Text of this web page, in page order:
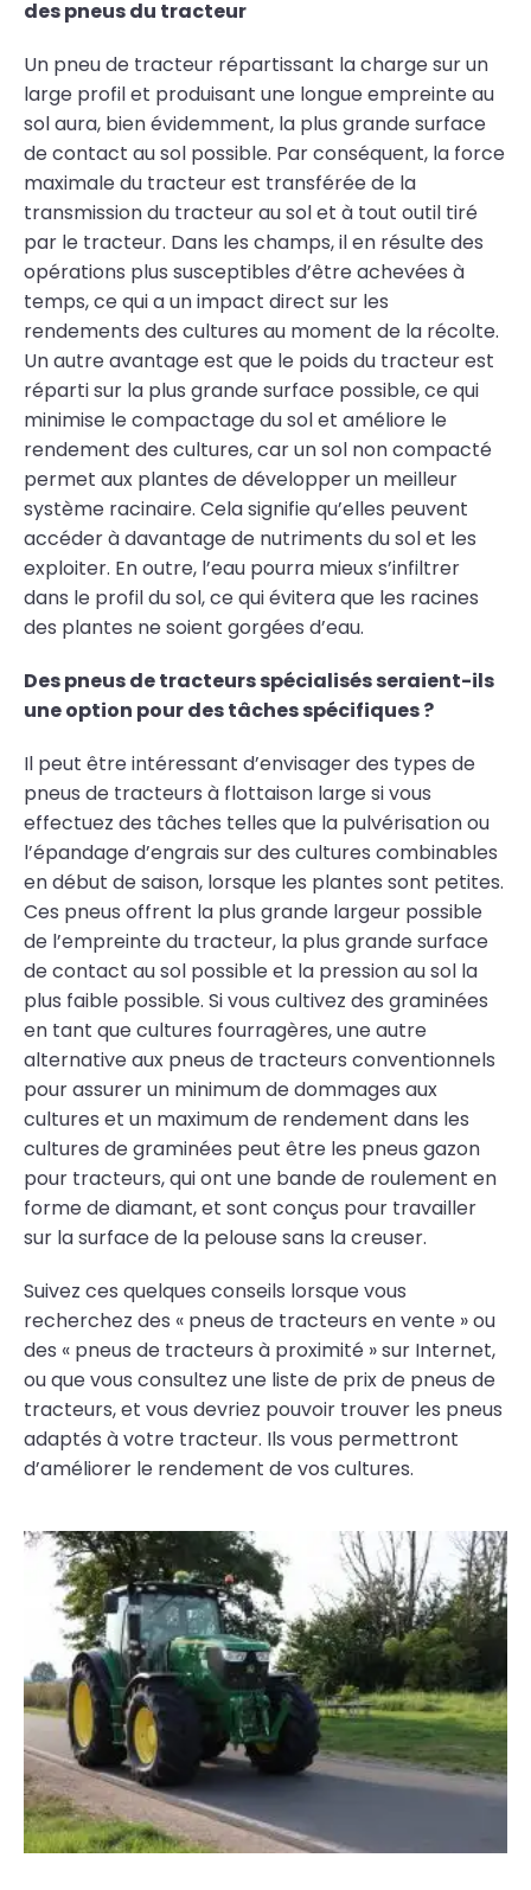
des pneus du tracteur
Un pneu de tracteur répartissant la charge sur un
large profil et produisant une longue empreinte au
sol aura, bien évidemment, la plus grande surface
de contact au sol possible. Par conséquent, la force
maximale du tracteur est transférée de la
transmission du tracteur au sol et à tout outil tiré
par le tracteur. Dans les champs, il en résulte des
opérations plus susceptibles d’être achevées à
temps, ce qui a un impact direct sur les
rendements des cultures au moment de la récolte.
Un autre avantage est que le poids du tracteur est
réparti sur la plus grande surface possible, ce qui
minimise le compactage du sol et améliore le
rendement des cultures, car un sol non compacté
permet aux plantes de développer un meilleur
système racinaire. Cela signifie qu’elles peuvent
accéder à davantage de nutriments du sol et les
exploiter. En outre, l’eau pourra mieux s’infiltrer
dans le profil du sol, ce qui évitera que les racines
des plantes ne soient gorgées d’eau.
Des pneus de tracteurs spécialisés seraient-ils
une option pour des tâches spécifiques ?
Il peut être intéressant d’envisager des types de
pneus de tracteurs à flottaison large si vous
effectuez des tâches telles que la pulvérisation ou
l’épandage d’engrais sur des cultures combinables
en début de saison, lorsque les plantes sont petites.
Ces pneus offrent la plus grande largeur possible
de l’empreinte du tracteur, la plus grande surface
de contact au sol possible et la pression au sol la
plus faible possible. Si vous cultivez des graminées
en tant que cultures fourragères, une autre
alternative aux pneus de tracteurs conventionnels
pour assurer un minimum de dommages aux
cultures et un maximum de rendement dans les
cultures de graminées peut être les pneus gazon
pour tracteurs, qui ont une bande de roulement en
forme de diamant, et sont conçus pour travailler
sur la surface de la pelouse sans la creuser.
Suivez ces quelques conseils lorsque vous
recherchez des « pneus de tracteurs en vente » ou
des « pneus de tracteurs à proximité » sur Internet,
ou que vous consultez une liste de prix de pneus de
tracteurs, et vous devriez pouvoir trouver les pneus
adaptés à votre tracteur. Ils vous permettront
d’améliorer le rendement de vos cultures.